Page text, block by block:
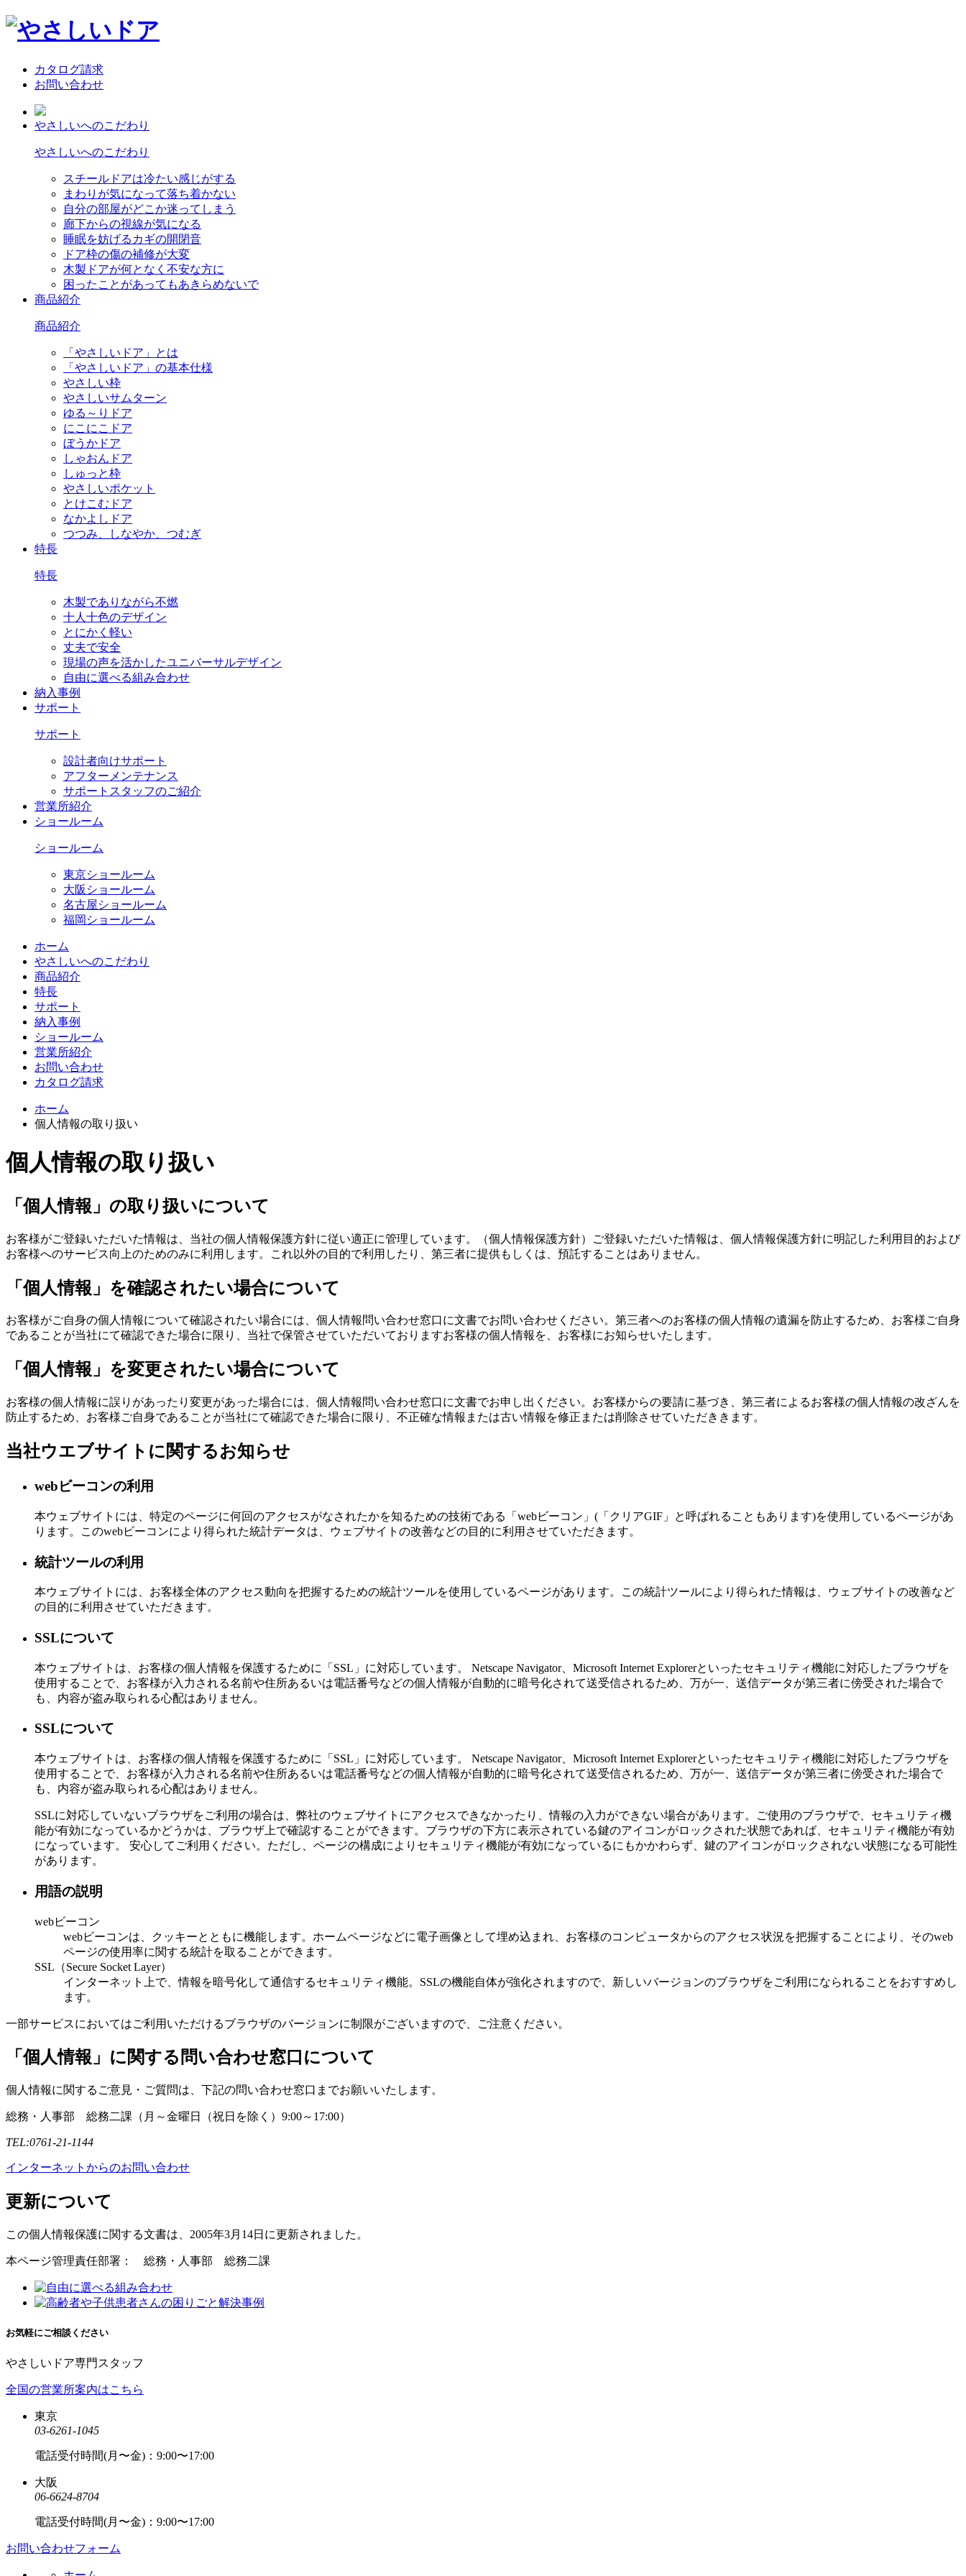
カタログ請求
お問い合わせ
やさしいへのこだわり
やさしいへのこだわり
スチールドアは冷たい感じがする
まわりが気になって落ち着かない
自分の部屋がどこか迷ってしまう
廊下からの視線が気になる
睡眠を妨げるカギの開閉音
ドア枠の傷の補修が大変
木製ドアが何となく不安な方に
困ったことがあってもあきらめないで
商品紹介
商品紹介
「やさしいドア」とは
「やさしいドア」の基本仕様
やさしい枠
やさしいサムターン
ゆる～りドア
にこにこドア
ぼうかドア
しゃおんドア
しゅっと枠
やさしいポケット
とけこむドア
なかよしドア
つつみ、しなやか、つむぎ
特長
特長
木製でありながら不燃
十人十色のデザイン
とにかく軽い
丈夫で安全
現場の声を活かしたユニバーサルデザイン
自由に選べる組み合わせ
納入事例
サポート
サポート
設計者向けサポート
アフターメンテナンス
サポートスタッフのご紹介
営業所紹介
ショールーム
ショールーム
東京ショールーム
大阪ショールーム
名古屋ショールーム
福岡ショールーム
ホーム
やさしいへのこだわり
商品紹介
特長
サポート
納入事例
ショールーム
営業所紹介
お問い合わせ
カタログ請求
ホーム
個人情報の取り扱い
個人情報の取り扱い
「個人情報」の取り扱いについて
お客様がご登録いただいた情報は、当社の個人情報保護方針に従い適正に管理しています。（個人情報保護方針）ご登録いただいた情報は、個人情報保護方針に明記した利用目的および
お客様へのサービス向上のためのみに利用します。これ以外の目的で利用したり、第三者に提供もしくは、預託することはありません。
「個人情報」を確認されたい場合について
お客様がご自身の個人情報について確認されたい場合には、個人情報問い合わせ窓口に文書でお問い合わせください。第三者へのお客様の個人情報の遺漏を防止するため、お客様ご自身
であることが当社にて確認できた場合に限り、当社で保管させていただいておりますお客様の個人情報を、お客様にお知らせいたします。
「個人情報」を変更されたい場合について
お客様の個人情報に誤りがあったり変更があった場合には、個人情報問い合わせ窓口に文書でお申し出ください。お客様からの要請に基づき、第三者によるお客様の個人情報の改ざんを
防止するため、お客様ご自身であることが当社にて確認できた場合に限り、不正確な情報または古い情報を修正または削除させていただききます。
当社ウエブサイトに関するお知らせ
webビーコンの利用
本ウェブサイトには、特定のページに何回のアクセスがなされたかを知るための技術である「webビーコン」(「クリアGIF」と呼ばれることもあります)を使用しているページがあ
ります。このwebビーコンにより得られた統計データは、ウェブサイトの改善などの目的に利用させていただきます。
統計ツールの利用
本ウェブサイトには、お客様全体のアクセス動向を把握するための統計ツールを使用しているページがあります。この統計ツールにより得られた情報は、ウェブサイトの改善など
の目的に利用させていただきます。
SSLについて
本ウェブサイトは、お客様の個人情報を保護するために「SSL」に対応しています。 Netscape Navigator、Microsoft Internet Explorerといったセキュリティ機能に対応したブラウザを
使用することで、お客様が入力される名前や住所あるいは電話番号などの個人情報が自動的に暗号化されて送受信されるため、万が一、送信データが第三者に傍受された場合で
も、内容が盗み取られる心配はありません。
SSLについて
本ウェブサイトは、お客様の個人情報を保護するために「SSL」に対応しています。 Netscape Navigator、Microsoft Internet Explorerといったセキュリティ機能に対応したブラウザを
使用することで、お客様が入力される名前や住所あるいは電話番号などの個人情報が自動的に暗号化されて送受信されるため、万が一、送信データが第三者に傍受された場合で
も、内容が盗み取られる心配はありません。
SSLに対応していないブラウザをご利用の場合は、弊社のウェブサイトにアクセスできなかったり、情報の入力ができない場合があります。ご使用のブラウザで、セキュリティ機
能が有効になっているかどうかは、ブラウザ上で確認することができます。ブラウザの下方に表示されている鍵のアイコンがロックされた状態であれば、セキュリティ機能が有効
になっています。 安心してご利用ください。ただし、ページの構成によりセキュリティ機能が有効になっているにもかかわらず、鍵のアイコンがロックされない状態になる可能性
があります。
用語の説明
webビーコン
webビーコンは、クッキーとともに機能します。ホームページなどに電子画像として埋め込まれ、お客様のコンピュータからのアクセス状況を把握することにより、そのweb
ページの使用率に関する統計を取ることができます。
SSL（Secure Socket Layer）
インターネット上で、情報を暗号化して通信するセキュリティ機能。SSLの機能自体が強化されますので、新しいバージョンのブラウザをご利用になられることをおすすめし
ます。
一部サービスにおいてはご利用いただけるブラウザのバージョンに制限がございますので、ご注意ください。
「個人情報」に関する問い合わせ窓口について
個人情報に関するご意見・ご質問は、下記の問い合わせ窓口までお願いいたします。
総務・人事部 総務二課（月～金曜日（祝日を除く）9:00～17:00）
TEL:0761-21-1144
インターネットからのお問い合わせ
更新について
この個人情報保護に関する文書は、2005年3月14日に更新されました。
本ページ管理責任部署： 総務・人事部 総務二課
お気軽にご相談ください
やさしいドア専門スタッフ
全国の営業所案内はこちら
東京
03-6261-1045
電話受付時間(月〜金)：9:00〜17:00
大阪
06-6624-8704
電話受付時間(月〜金)：9:00〜17:00
お問い合わせフォーム